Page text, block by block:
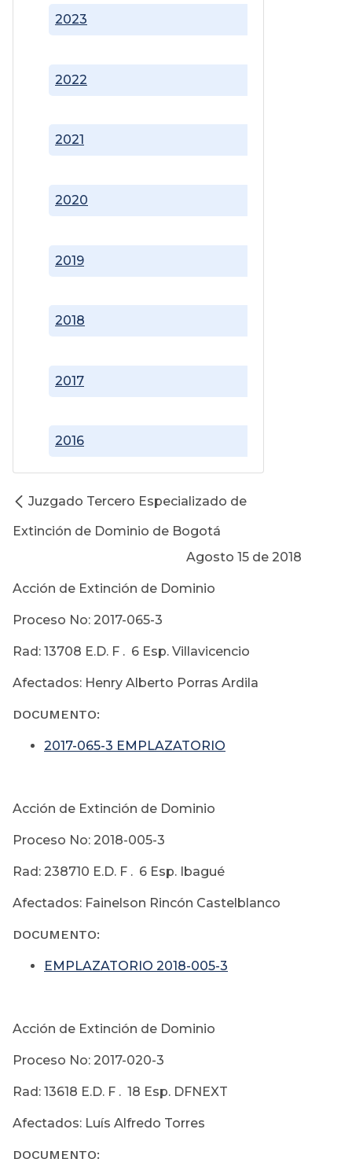
2016
2017
2018
2019
2020
2021
2022
2023
Juzgado Tercero Especializado de
Extinción de Dominio de Bogotá
Agosto 15 de 2018
Acción de Extinción de Dominio
Proceso No: 2017-065-3
Rad: 13708 E.D. F . 6 Esp. Villavicencio
Afectados: Henry Alberto Porras Ardila
DOCUMENTO:
2017-065-3 EMPLAZATORIO
Acción de Extinción de Dominio
Proceso No: 2018-005-3
Rad: 238710 E.D. F . 6 Esp. Ibagué
Afectados: Fainelson Rincón Castelblanco
DOCUMENTO:
EMPLAZATORIO 2018-005-3
Acción de Extinción de Dominio
Proceso No: 2017-020-3
Rad: 13618 E.D. F . 18 Esp. DFNEXT
Afectados: Luís Alfredo Torres
DOCUMENTO: